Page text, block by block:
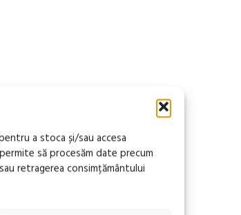
a stoca și/sau accesa
să procesăm date precum
retragerea consimțământului